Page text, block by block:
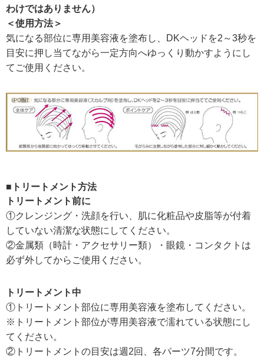
わけではありません）
＜使用方法＞
気になる部位に専用美容液を塗布し、DKヘッドを2～3秒を
目安に押し当てながら一定方向へゆっくり動かすようにし
てご使用ください。
■トリートメント方法
トリートメント前に
①クレンジング・洗顔を行い、肌に化粧品や皮脂等が付着
していない清潔な状態にしてください。
②金属類（時計・アクセサリー類）・眼鏡・コンタクトは
必ず外してからご使用ください。
トリートメント中
①トリートメント部位に専用美容液を塗布してください。
※トリートメント部位が専用美容液で濡れている状態にし
てください。
②トリートメントの目安は週2回、各パーツ7分間です。